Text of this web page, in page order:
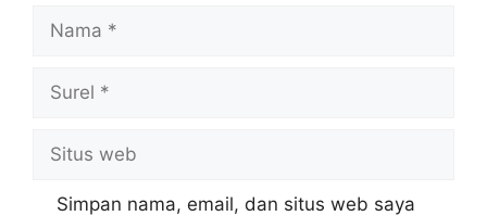
web
Simpan nama, email, dan situs web saya